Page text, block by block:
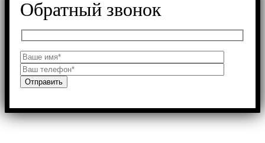
Обратный звонок